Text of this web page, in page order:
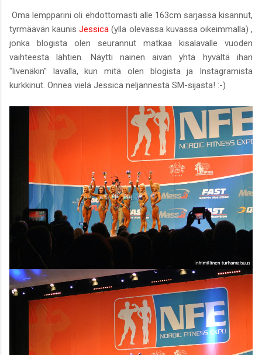
Oma lempparini oli ehdottomasti alle 163cm sarjassa kisannut,
tyrmäävän kaunisJessica (yllä olevassa kuvassa oikeimmalla) ,
jonka blogista olen seurannut matkaa kisalavalle vuoden
vaihteesta lähtien. Näytti nainen aivan yhtä hyvältä ihan
"livenäkin" lavalla, kun mitä olen blogista ja Instagramista
kurkkinut. Onnea vielä Jessica neljännestä SM-sijasta! :-)